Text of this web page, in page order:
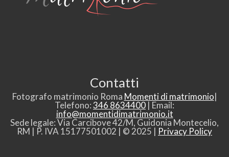
Contatti
Fotografo matrimonio Roma Momenti di matrimonio|
Telefono:346 8634400 | Email:
info@momentidimatrimonio.it
Sede legale: Via Carcibove 42/M, Guidonia Montecelio,
RM | P. IVA 15177501002 | © 2025 | Privacy Policy